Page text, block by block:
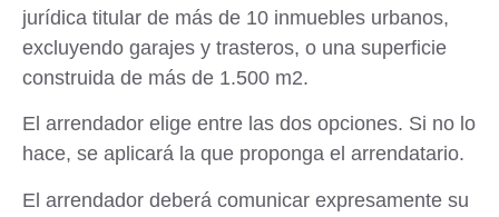
jurídica titular de más de 10 inmuebles urbanos,
excluyendo garajes y trasteros, o una superficie
construida de más de 1.500 m2.
El arrendador elige entre las dos opciones. Si no lo
hace, se aplicará la que proponga el arrendatario.
El arrendador deberá comunicar expresamente su